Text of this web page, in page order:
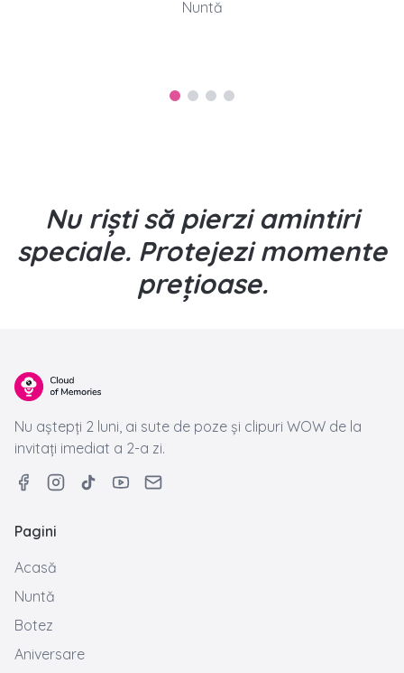
Jenny
Nu riști să pierzi amintiri
speciale. Protejezi momente
prețioase.
Nu aștepți 2 luni, ai sute de poze și clipuri WOW de la
invitați imediat a 2-a zi.
Pagini
Acasă
Nuntă
Botez